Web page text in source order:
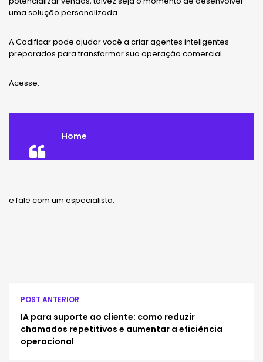
uma solução personalizada.
A Codificar pode ajudar você a criar agentes inteligentes
preparados para transformar sua operação comercial.
Acesse:
Home
e fale com um especialista.
POST ANTERIOR
IA para suporte ao cliente: como reduzir
chamados repetitivos e aumentar a eficiência
operacional